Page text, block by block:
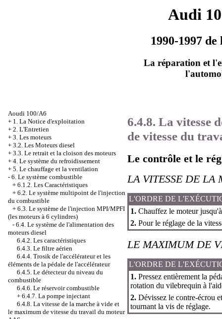
Audi
1990-1997
La réparation et
Aoudi 100/A6
+ 1. La Notice d'exploitation
+ 2. L'Entretien
+ 3. Les moteurs
+ 3.2. Les Moteurs diesel
+ 3.3. Le retrait et la cloison des moteurs
+ 4. Le système du refroidissement
+ 5. Le chauffage et la ventilation
- 6. Le système combustible
+ 6.1.2. Les Caractéristiques
+ 6.2. Le système multipoint de l'injection
du combustible
+ 6.3. Le système de l'injection MPI/MPFI
(les moteurs à 6 cylindres)
- 6.4. Le système de l'alimentation des
moteurs diesel
6.4.2. Les caractéristiques
6.4.3. Le filtre aérien
6.4.4. Trosik de l'accélérateur et les
éléments de la pédale de l'accélérateur
6.4.5. Le détecteur du niveau du
combustible
6.4.6. Le réservoir combustible
+ 6.4.7. La pompe injectant
6.4.8. La vitesse de la marche à vide et
le maximum de vitesse du travail du moteur
6.4.8. La vitesse
de vitesse du
Le contrôle et le
LA VITESSE DE LA
L'ORDRE DE
1. Chauffez le moteur
2. Pour le réglage de la
LE MAXIMUM DE
L'ORDRE DE
1. Pressez entièrement la
rotation du vilebrequin à
2. Dévissez le contre-écrou
tournant la vis de réglage.